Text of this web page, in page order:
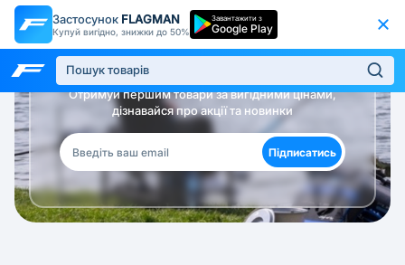
Застосунок FLAGMAN
Купуй вигідно, знижки до 50%
Завантажити з
Google Play
Будь в курсі!
Отримуй першим товари за вигідними цінами,
дізнавайся про акції та новинки
Підписатись